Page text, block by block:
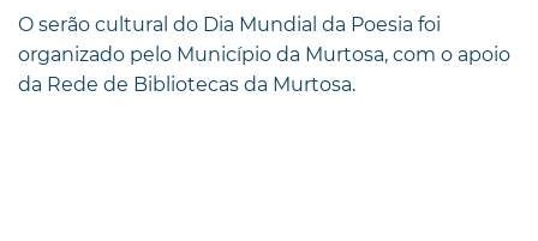
O serão cultural do Dia Mundial da Poesia foi
organizado pelo Município da Murtosa, com o apoio
da Rede de Bibliotecas da Murtosa.